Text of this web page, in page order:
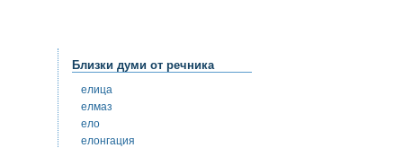
Близки думи от речника
елица
елмаз
ело
елонгация